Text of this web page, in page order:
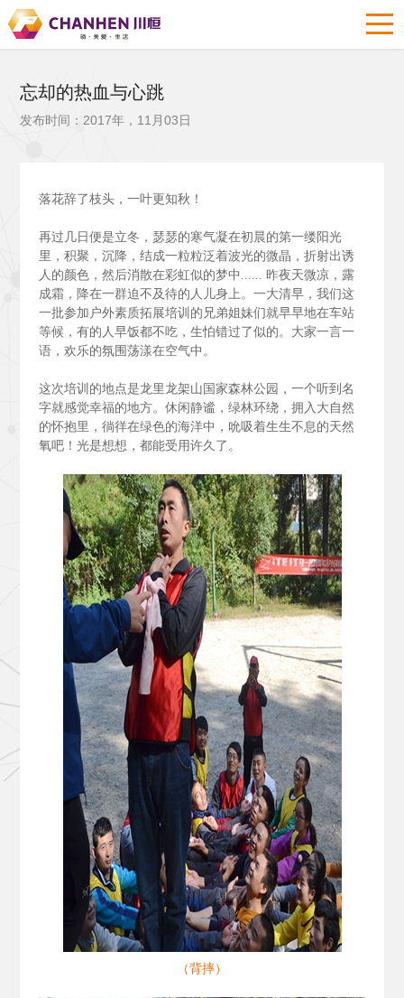
忘却的热血与心跳
发布时间：2017年，11月03日
落花辞了枝头，一叶更知秋！
再过几日便是立冬，瑟瑟的寒气凝在初晨的第一缕阳光
里，积聚，沉降，结成一粒粒泛着波光的微晶，折射出诱
人的颜色，然后消散在彩虹似的梦中...... 昨夜天微凉，露
成霜，降在一群迫不及待的人儿身上。一大清早，我们这
一批参加户外素质拓展培训的兄弟姐妹们就早早地在车站
等候，有的人早饭都不吃，生怕错过了似的。大家一言一
语，欢乐的氛围荡漾在空气中。
这次培训的地点是龙里龙架山国家森林公园，一个听到名
字就感觉幸福的地方。休闲静谧，绿林环绕，拥入大自然
的怀抱里，徜徉在绿色的海洋中，吮吸着生生不息的天然
氧吧！光是想想，都能受用许久了。
（背摔）